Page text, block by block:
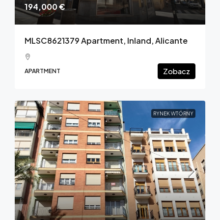
194,000 €
MLSC8621379 Apartment, Inland, Alicante
APARTMENT Zobacz
RYNEK WTÓRNY